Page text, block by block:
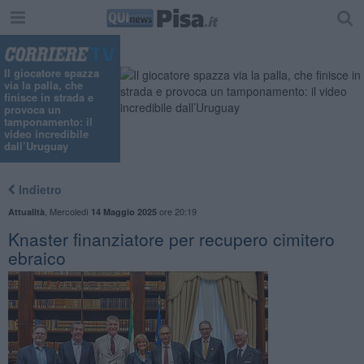
Il giocatore spazza
via la palla, che
finisce in strada e
provoca un
tamponamento: il
video incredibile
dall’Uruguay
Indietro
Attualità Mercoledì 14 Maggio 2025ore 20:19
Knaster finanziatore per recupero cimitero
ebraico